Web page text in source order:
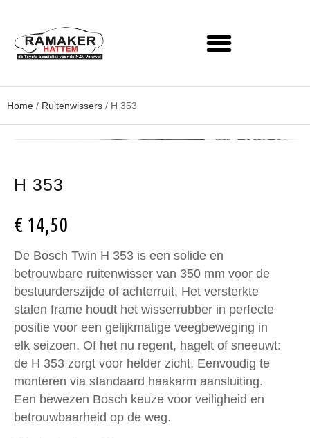
Home / Ruitenwissers / H 353
H 353
€ 14,50
De Bosch Twin H 353 is een solide en
betrouwbare ruitenwisser van 350 mm voor de
bestuurderszijde of achterruit. Het versterkte
stalen frame houdt het wisserrubber in perfecte
positie voor een gelijkmatige veegbeweging in
elk seizoen. Of het nu regent, hagelt of sneeuwt:
de H 353 zorgt voor helder zicht. Eenvoudig te
monteren via standaard haakarm aansluiting.
Een bewezen Bosch keuze voor veiligheid en
betrouwbaarheid op de weg.